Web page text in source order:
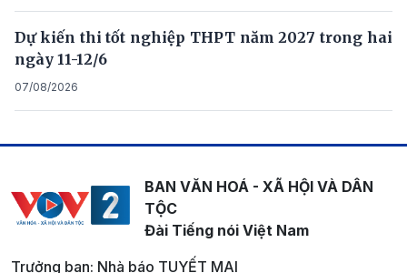
Dự kiến thi tốt nghiệp THPT năm 2027 trong hai
ngày 11-12/6
07/08/2026
BAN VĂN HOÁ - XÃ HỘI VÀ DÂN
TỘC
Đài Tiếng nói Việt Nam
Trưởng ban: Nhà báo TUYẾT MAI